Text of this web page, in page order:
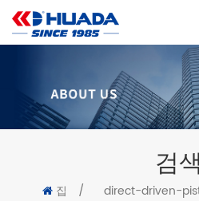
검색
집 / direct-driven-